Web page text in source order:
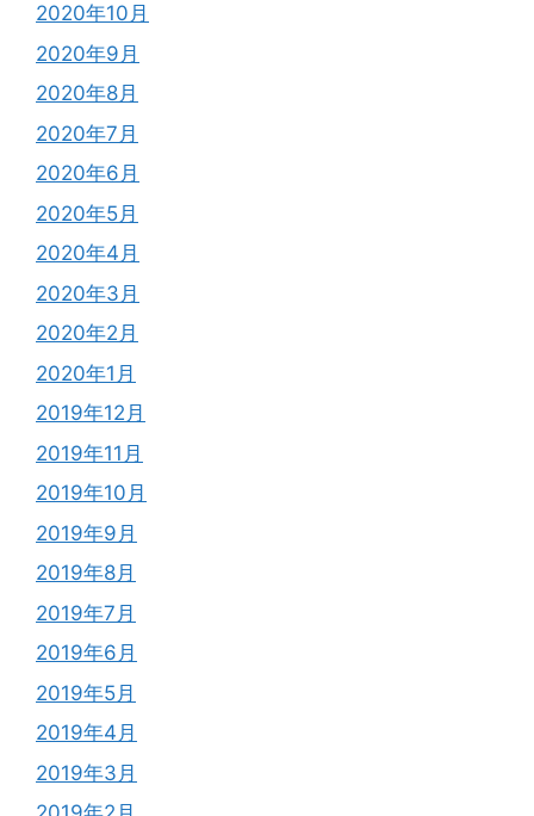
2020年10月
2020年9月
2020年8月
2020年7月
2020年6月
2020年5月
2020年4月
2020年3月
2020年2月
2020年1月
2019年12月
2019年11月
2019年10月
2019年9月
2019年8月
2019年7月
2019年6月
2019年5月
2019年4月
2019年3月